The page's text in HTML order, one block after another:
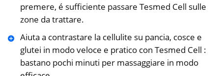
premere, é sufficiente passare Tesmed Cell sulle
zone da trattare.
Aiuta a contrastare la cellulite su pancia, cosce e
glutei in modo veloce e pratico con Tesmed Cell :
bastano pochi minuti per massaggiare in modo